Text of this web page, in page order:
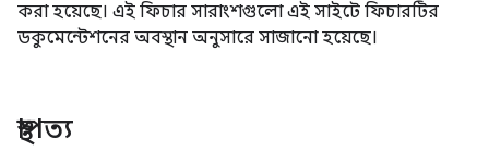
করা হয়েছে। এই ফিচার সারাংশগুলো এই সাইটে ফিচারটির
ডকুমেন্টেশনের অবস্থান অনুসারে সাজানো হয়েছে।
স্থাপত্য